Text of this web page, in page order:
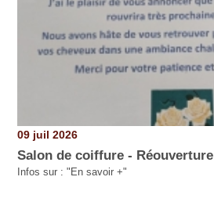
09 juil 2026
Salon de coiffure - Réouverture
Infos sur : "En savoir +"